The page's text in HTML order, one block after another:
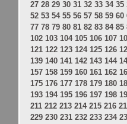
27 28 29 30 31 32 33 34 35
52 53 54 55 56 57 58 59 60
77 78 79 80 81 82 83 84 85
102 103 104 105 106 107
121 122 123 124 125 126
139 140 141 142 143 144
157 158 159 160 161 162
175 176 177 178 179 180
193 194 195 196 197 198
211 212 213 214 215 216
229 230 231 232 233 234